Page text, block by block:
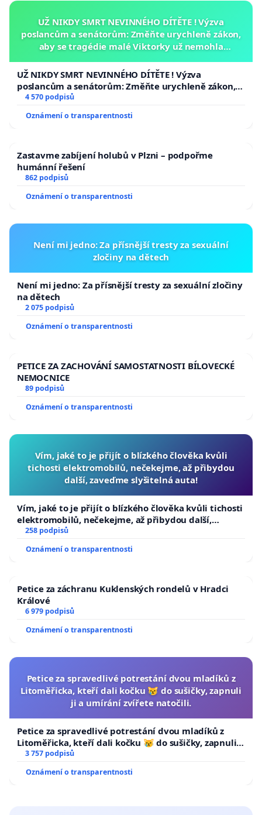
UŽ NIKDY SMRT NEVINNÉHO DÍTĚTE ! Výzva
poslancům a senátorům: Změňte urychleně zákon,
aby se tragédie malé Viktorky už nemohla
UŽ NIKDY SMRT NEVINNÉHO DÍTĚTE ! Výzva
poslancům a senátorům: Změňte urychleně zákon,
aby se tragédie malé Viktorky už nemohla opakovat!
4 570 podpisů
Oznámení o transparentnosti
Zastavme zabíjení holubů v Plzni – podpořme
humánní řešení
862 podpisů
Oznámení o transparentnosti
Není mi jedno: Za přísnější tresty za sexuální
zločiny na dětech
Není mi jedno: Za přísnější tresty za sexuální zločiny
na dětech
2 075 podpisů
Oznámení o transparentnosti
PETICE ZA ZACHOVÁNÍ SAMOSTATNOSTI BÍLOVECKÉ
NEMOCNICE
89 podpisů
Oznámení o transparentnosti
Vím, jaké to je přijít o blízkého člověka kvůli
tichosti elektromobilů, nečekejme, až přibydou
další, zaveďme slyšitelná auta!
Vím, jaké to je přijít o blízkého člověka kvůli tichosti
elektromobilů, nečekejme, až přibydou další,
zaveďme slyšitelná auta!
258 podpisů
Oznámení o transparentnosti
Petice za záchranu Kuklenských rondelů v Hradci
Králové
6 979 podpisů
Oznámení o transparentnosti
Petice za spravedlivé potrestání dvou mladíků z
Litoměřicka, kteří dali kočku 😿 do sušičky, zapnuli
ji a umírání zvířete natočili.
Petice za spravedlivé potrestání dvou mladíků z
Litoměřicka, kteří dali kočku 😿 do sušičky, zapnuli ji
a umírání zvířete natočili.
3 757 podpisů
Oznámení o transparentnosti